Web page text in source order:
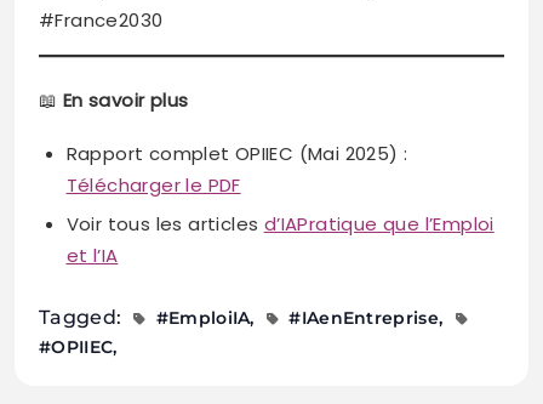
#France2030
📖 En savoir plus
Rapport complet OPIIEC (Mai 2025) :
Télécharger le PDF
Voir tous les articles d’IAPratique que l’Emploi
et l’IA
Tagged: #EmploiIA
#IAenEntreprise
#OPIIEC